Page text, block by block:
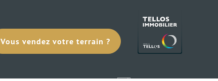
Vous vendez votre terrain ?